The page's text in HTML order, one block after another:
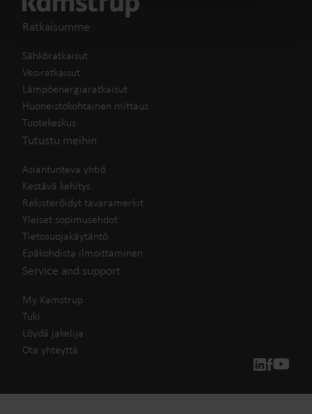
Ratkaisumme
Sähköratkaisut
Vesiratkaisut
Lämpöenergiaratkaisut
Huoneistokohtainen mittaus
Tuotekeskus
Tutustu meihin
Asiantunteva yhtiö
Kestävä kehitys
Rekisteröidyt tavaramerkit
Yleiset sopimusehdot
Tietosuojakäytäntö
Epäkohdista ilmoittaminen
Service and support
My Kamstrup
Tuki
Löydä jakelija
Ota yhteyttä